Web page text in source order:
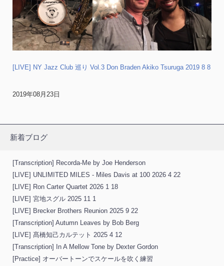
[LIVE] NY Jazz Club 巡り Vol.3 Don Braden Akiko Tsuruga 2019 8 8
2019年08月23日
新着ブログ
[Transcription] Recorda-Me by Joe Henderson
[LIVE] UNLIMITED MILES - Miles Davis at 100 2026 4 22
[LIVE] Ron Carter Quartet 2026 1 18
[LIVE] 宮地スグル 2025 11 1
[LIVE] Brecker Brothers Reunion 2025 9 22
[Transcription] Autumn Leaves by Bob Berg
[LIVE] 髙橋知己カルテット 2025 4 12
[Transcription] In A Mellow Tone by Dexter Gordon
[Practice] オーバートーンでスケールを吹く練習